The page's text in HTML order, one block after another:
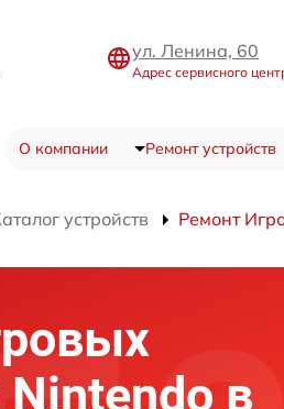
ул. Ленина, 60
Адрес сервисного
О компании Ремонт устройств
устройств Ремонт
в